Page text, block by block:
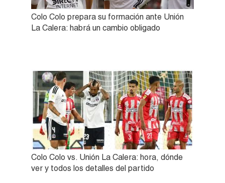
Colo Colo prepara su formación ante Unión
La Calera: habrá un cambio obligado
Colo Colo vs. Unión La Calera: hora, dónde
ver y todos los detalles del partido